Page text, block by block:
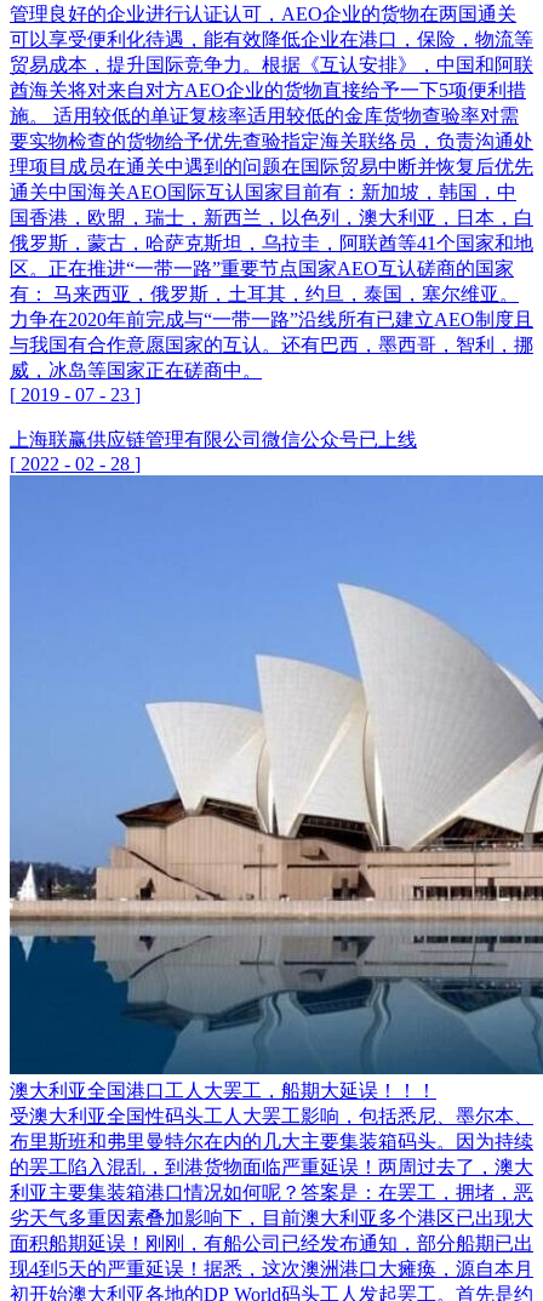
管理良好的企业进行认证认可，AEO企业的货物在两国通关
可以享受便利化待遇，能有效降低企业在港口，保险，物流等
贸易成本，提升国际竞争力。根据《互认安排》，中国和阿联
酋海关将对来自对方AEO企业的货物直接给予一下5项便利措
施。 适用较低的单证复核率适用较低的金库货物查验率对需
要实物检查的货物给予优先查验指定海关联络员，负责沟通处
理项目成员在通关中遇到的问题在国际贸易中断并恢复后优先
通关中国海关AEO国际互认国家目前有：新加坡，韩国，中
国香港，欧盟，瑞士，新西兰，以色列，澳大利亚，日本，白
俄罗斯，蒙古，哈萨克斯坦，乌拉圭，阿联酋等41个国家和地
区。正在推进“一带一路”重要节点国家AEO互认磋商的国家
有： 马来西亚，俄罗斯，土耳其，约旦，泰国，塞尔维亚。
力争在2020年前完成与“一带一路”沿线所有已建立AEO制度且
与我国有合作意愿国家的互认。还有巴西，墨西哥，智利，挪
威，冰岛等国家正在磋商中。
[ 2019 - 07 - 23 ]
上海联赢供应链管理有限公司微信公众号已上线
[ 2022 - 02 - 28 ]
澳大利亚全国港口工人大罢工，船期大延误！！！
受澳大利亚全国性码头工人大罢工影响，包括悉尼、墨尔本、
布里斯班和弗里曼特尔在内的几大主要集装箱码头。因为持续
的罢工陷入混乱，到港货物面临严重延误！两周过去了，澳大
利亚主要集装箱港口情况如何呢？答案是：在罢工，拥堵，恶
劣天气多重因素叠加影响下，目前澳大利亚多个港区已出现大
面积船期延误！刚刚，有船公司已经发布通知，部分船期已出
现4到5天的严重延误！据悉，这次澳洲港口大瘫痪，源自本月
初开始澳大利亚各地的DP World码头工人发起罢工。首先是约